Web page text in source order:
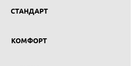
СТАНДАРТ
КОМФОРТ